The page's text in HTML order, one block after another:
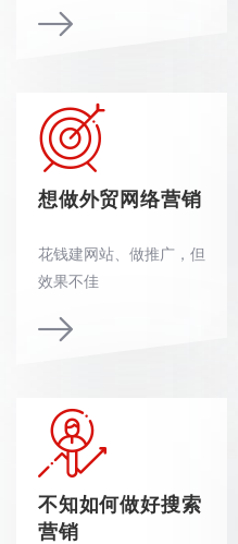
想做外贸网络营销
花钱建网站、做推广，但
效果不佳
不知如何做好搜索
营销